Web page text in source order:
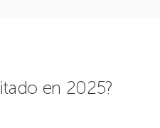
en 2025?